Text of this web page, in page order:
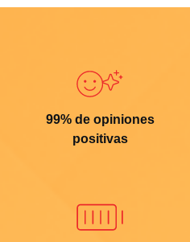
99% de opiniones
positivas